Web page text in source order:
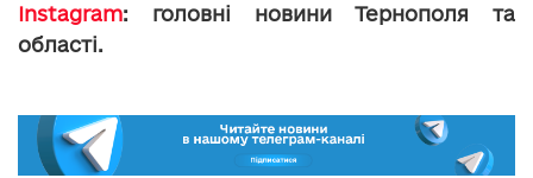
Instagram: головні новини Тернополя та
області.